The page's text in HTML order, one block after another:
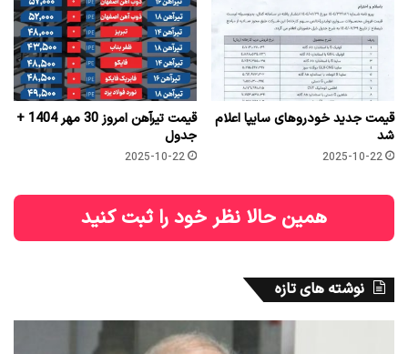
قیمت جدید خودروهای سایپا اعلام
شد
2025-10-22
قیمت تیرآهن امروز 30 مهر 1404 +
جدول
2025-10-22
همین حالا نظر خود را ثبت کنید
نوشته های تازه